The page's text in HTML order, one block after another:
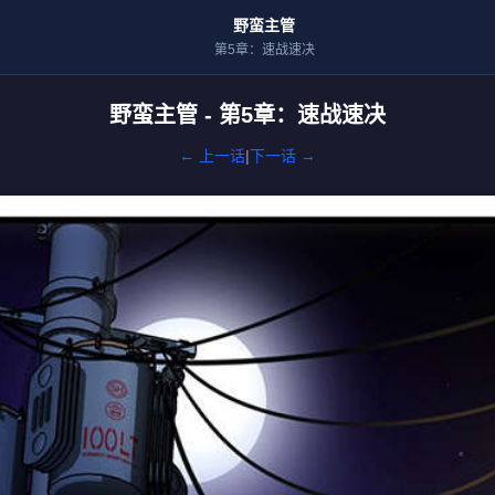
野蛮主管
第5章：速战速决
野蛮主管 - 第5章：速战速决
← 上一话|下一话 →